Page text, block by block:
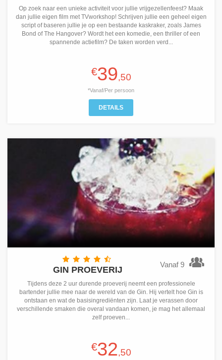
Op zoek naar een unieke activiteit voor jullie vrijgezellenfeest? Maak
dan jullie eigen film met TVworkshop! Schrijven jullie een geheel eigen
script of baseren jullie je op een bestaande kaskraker, zoals James
Bond of The Hangover? Wordt het een komedie, een thriller of een
spannende actiefilm? De taken worden verd...
€39,50
*Vanaf/Per persoon
DETAILS
Vanaf 9
GIN PROEVERIJ
Tijdens deze 2 uur durende proeverij neemt een professionele
bartender jullie mee naar de wereld van de Gin. Hij vertelt hoe Gin is
ontstaan en wat de basisingrediënten zijn. Laat je verassen door
verschillende smaken die overal vandaan komen, je mag het allemaal
zelf proeven...
€32,50